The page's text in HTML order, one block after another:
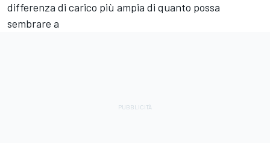
differenza di carico più ampia di quanto possa
sembrare a